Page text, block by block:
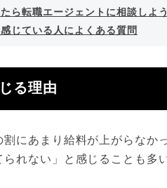
ら転職エージェントに相談しよう
じている人によくある質問
る理由
にあまり給料が上がらなか
れない」と感じることも多